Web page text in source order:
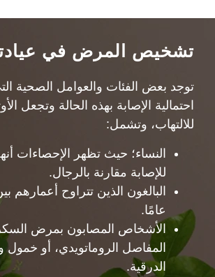
تشخيص المرض في
توجد بعض الفئات والعوامل الصحية
احتمالية الإصابة بهذه الحالة وتجعل
للالتهاب، وتشمل:
النساء؛ حيث تظهر الإحصاءات
للإصابة مقارنة بالرجال.
عامًا.
الأشخاص المصابون بمرض
المفاصل الروماتويدي، أو خمول
الدرقية.